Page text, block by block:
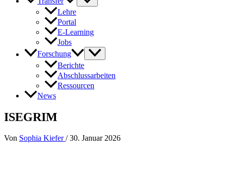
Lehre
Portal
E-Learning
Jobs
Forschung
Berichte
Abschlussarbeiten
Ressourcen
News
ISEGRIM
Von Sophia Kiefer/30. Januar 2026